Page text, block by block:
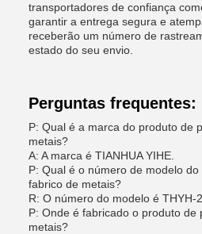
transportadores de confiança
garantir a entrega segura e
receberão um número de
estado do seu envio.
Perguntas frequentes:
P: Qual é a marca do produto de
metais?
A: A marca é TIANHUA YIHE.
P: Qual é o número de modelo
fabrico de metais?
R: O número do modelo é THYH-
P: Onde é fabricado o produto de
metais?